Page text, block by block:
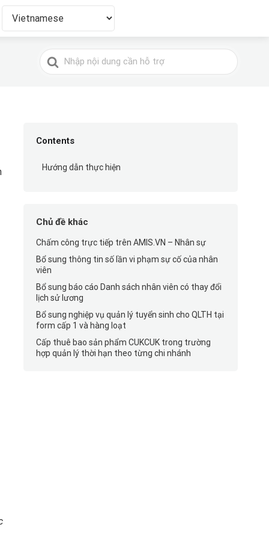
Tìm
kiếm
Contents
Hướng dẫn thực hiện
Chủ đề khác
Chấm công trực tiếp trên AMIS.VN – Nhân sự
Bổ sung thông tin số lần vi phạm sự cố của nhân
viên
Bổ sung báo cáo Danh sách nhân viên có thay đổi
lịch sử lương
Bổ sung nghiệp vụ quản lý tuyển sinh cho QLTH tại
form cấp 1 và hàng loạt
Cấp thuê bao sản phẩm CUKCUK trong trường
hợp quản lý thời hạn theo từng chi nhánh